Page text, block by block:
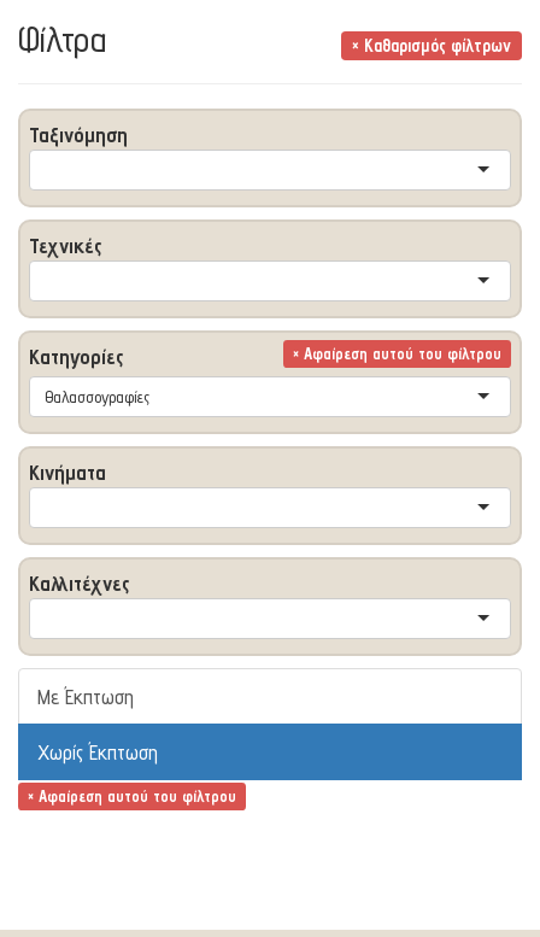
Φίλτρα × Καθαρισμός φίλτρων
Ταξινόμηση
Τεχνικές
Κατηγορίες × Αφαίρεση αυτού του φίλτρου
Θαλασσογραφίες
Κινήματα
Καλλιτέχνες
Με Έκπτωση
Χωρίς Έκπτωση
× Αφαίρεση αυτού του φίλτρου